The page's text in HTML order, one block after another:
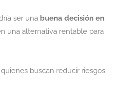
ser una buena decisión en
una alternativa rentable para
buscan reducir riesgos